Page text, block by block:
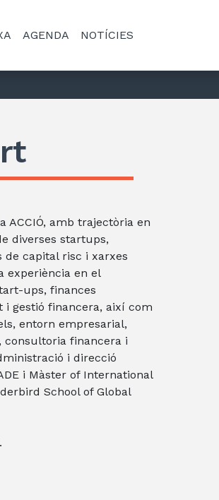
AGENDA NOTÍCIES
ACCIÓ, amb trajectòria en
diverses startups,
de capital risc i xarxes
experiència en el
ups, finances
gestió financera, així com
entorn empresarial,
consultoria financera i
i direcció
i Màster of International
School of Global